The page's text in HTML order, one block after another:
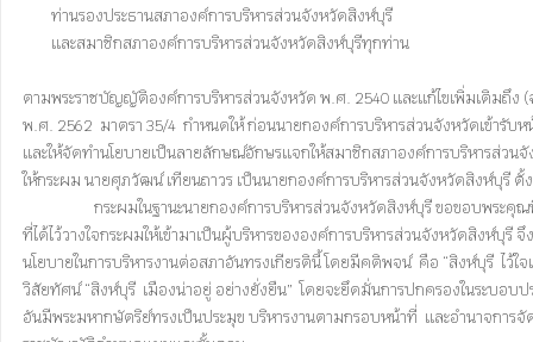
ตามพระราชบัญญัติองค์การบริหารส่วนจังหวัด พ.ศ. 2540 และแก้ไขเพิ่มเติมถึง
พ.ศ. 2562  มาตรา 35/4  กำหนดให้ ก่อนนายกองค์การบริหารส่วนจังหวัดเข้ารั
และให้จัดทำนโยบายเป็นลายลักษณ์อักษรแจกให้สมาชิกสภาองค์การบริหารส่ว
ให้กระผม นายศุภวัฒน์ เทียนถาวร เป็นนายกองค์การบริหารส่วนจังหวัดสิงห์บุรี ตั้งแต่
ที่ได้ไว้วางใจกระผมให้เข้ามาเป็นผู้บริหารขององค์การบริหารส่วนจังหวัดสิงห์บุรี
นโยบายในการบริหารงานต่อสภาอันทรงเกียรตินี้ โดยมีคติพจน์  คือ “สิงห์บุรี  ไว้ใจ
วิสัยทัศน์ “สิงห์บุรี  เมืองน่าอยู่ อย่างยั่งยืน”  โดยจะยึดมั่นการปกครองในระบอบ
อันมีพระมหากษัตริย์ทรงเป็นประมุข บริหารงานตามกรอบหน้าที่  และอำนาจกา